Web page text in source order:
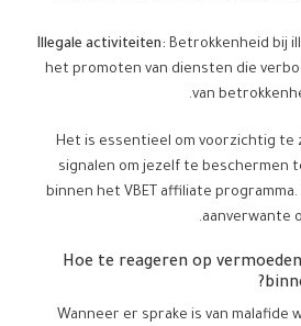
Illegale activiteiten: Betrokkenheid bij
het promoten van diensten die
van
Het is essentieel om voorzichtig te
signalen om jezelf te beschermen
binnen het VBET affiliate
aanverwante
.
Hoe te reageren op
Wanneer er sprake is van malafide